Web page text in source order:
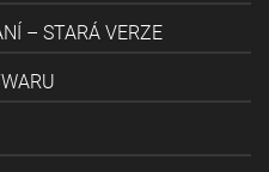
– STARÁ VERZE